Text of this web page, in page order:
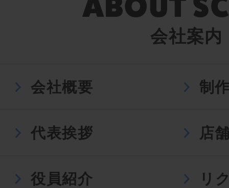
会社案内
会社概要 制
代表挨拶 店
役員紹介 リ